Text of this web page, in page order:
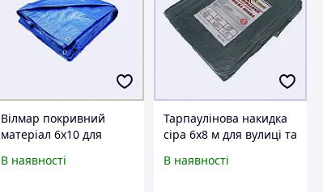
Вілмар покривний
матеріал 6х10 для
X8509H796
В наявності
Тарпаулінова накидка
сіра 6х8 м для вулиці та
В наявності